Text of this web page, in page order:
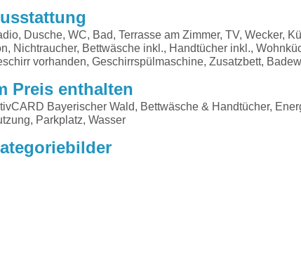
Dusche, WC, Bad, Terrasse am Zimmer, TV, Wecker,
Nichtraucher, Bettwäsche inkl., Handtücher inkl.,
vorhanden, Geschirrspülmaschine, Zusatzbett,
Preis enthalten
Bayerischer Wald, Bettwäsche & Handtücher,
Parkplatz, Wasser